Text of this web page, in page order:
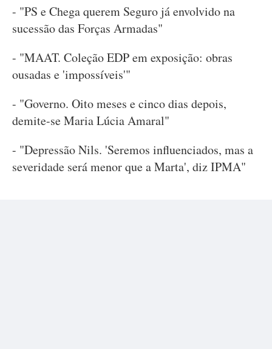
- "PS e Chega querem Seguro já envolvido na
sucessão das Forças Armadas"
- "MAAT. Coleção EDP em exposição: obras
ousadas e 'impossíveis'"
- "Governo. Oito meses e cinco dias depois,
demite-se Maria Lúcia Amaral"
- "Depressão Nils. 'Seremos influenciados, mas a
severidade será menor que a Marta', diz IPMA"